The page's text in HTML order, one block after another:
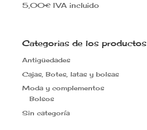
5,00€ IVA incluido
Categorias de los productos
Antigüedades
Cajas, Botes, latas y bolsas
Moda y complementos
Bolsos
Sin categoría